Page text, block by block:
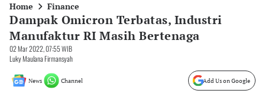
Home Finance
Dampak Omicron Terbatas, Industri
Manufaktur RI Masih Bertenaga
02 Mar 2022, 07:55 WIB
Luky Maulana Firmansyah
News Channel Add Us on Google